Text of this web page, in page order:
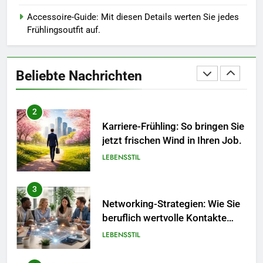
Accessoire-Guide: Mit diesen Details werten Sie jedes
Frühlingsoutfit auf.
Beliebte Nachrichten
und Design in einem
MODE
2
jetzt frischen Wind in Ihren Job.
LEBENSSTIL
3
Networking-Strategien: Wie Sie
beruflich wertvolle Kontakte
4
Selbstversorger-Glück: Welches
Gemüse Sie jetzt pflanzen